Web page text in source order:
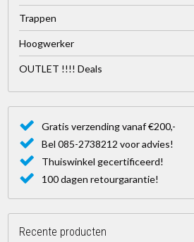
Trappen
Hoogwerker
OUTLET !!!! Deals
Gratis verzending vanaf €200,-
Bel 085-2738212 voor advies!
Thuiswinkel gecertificeerd!
100 dagen retourgarantie!
Recente producten